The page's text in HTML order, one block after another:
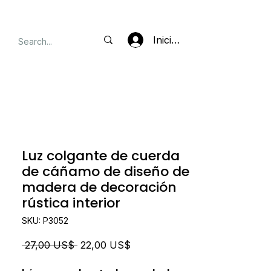
Iniciar sesión
Luz colgante de cuerda
de cáñamo de diseño de
madera de decoración
rústica interior
SKU: P3052
27,00 US$ Precio
22,00 US$